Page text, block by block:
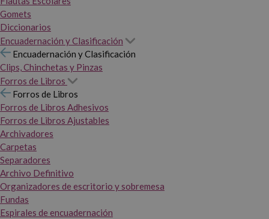
Gomets
Diccionarios
Encuadernación y Clasificación
Encuadernación y Clasificación
Clips, Chinchetas y Pinzas
Forros de Libros
Forros de Libros
Forros de Libros Adhesivos
Forros de Libros Ajustables
Archivadores
Carpetas
Separadores
Archivo Definitivo
Organizadores de escritorio y sobremesa
Fundas
Espirales de encuadernación